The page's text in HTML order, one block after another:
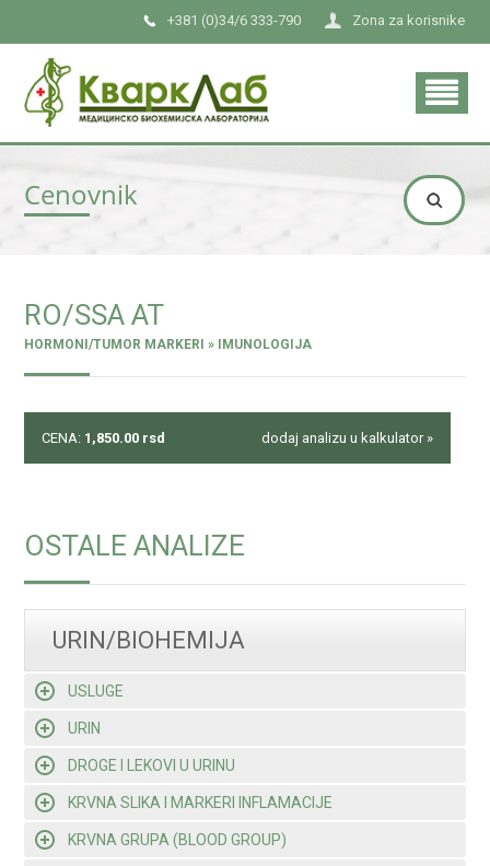
Zona za korisnike
+381 (0)34/6 333-790
Cenovnik
RO/SSA AT
HORMONI/TUMOR MARKERI » IMUNOLOGIJA
CENA: 1,850.00 rsd dodaj analizu u kalkulator »
OSTALE ANALIZE
URIN/BIOHEMIJA
USLUGE
URIN
DROGE I LEKOVI U URINU
KRVNA SLIKA I MARKERI INFLAMACIJE
KRVNA GRUPA (BLOOD GROUP)